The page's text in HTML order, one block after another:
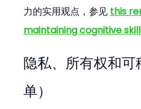
力的实用观点，参见 this
maintaining cognitive
隐私、所有权和
单）